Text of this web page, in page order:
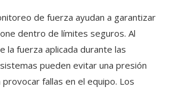
de fuerza ayudan a garantizar
dentro de límites seguros. Al
la fuerza aplicada durante las
pueden evitar una presión
fallas en el equipo. Los